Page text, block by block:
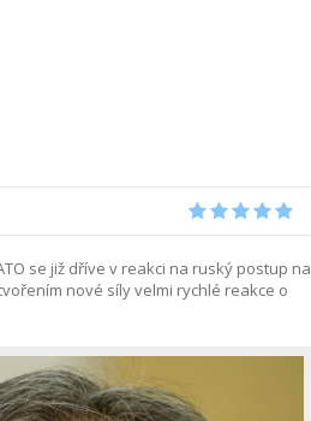
se již dříve v reakci na ruský postup na
nové síly velmi rychlé reakce o